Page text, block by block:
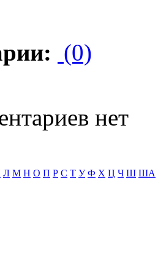
(0)
нет
Л М Н О П Р С Т У Ф Х Ц Ч Ш ША